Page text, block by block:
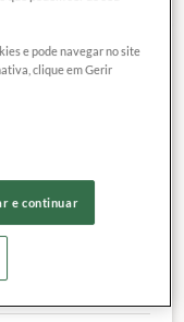
COMPARAR
kg
e pode navegar no site
clique em Gerir
e continuar